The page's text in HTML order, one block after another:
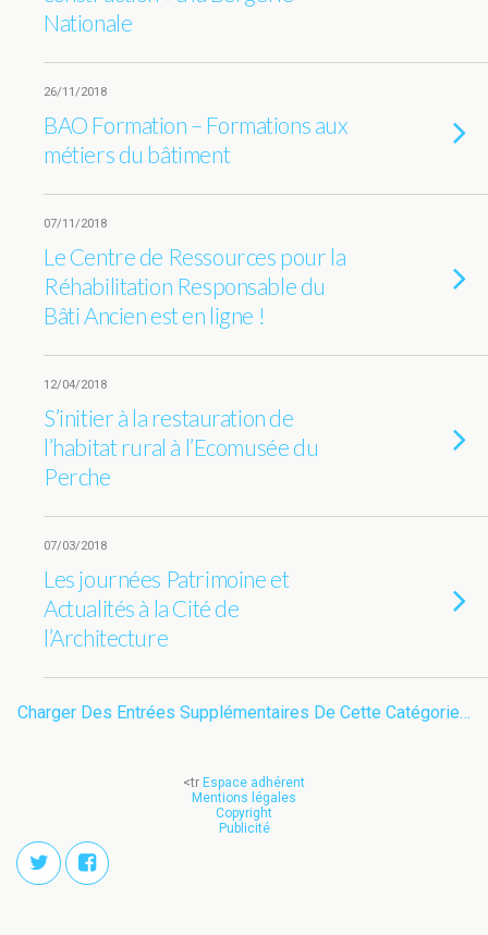
Nationale
26/11/2018
BAO Formation – Formations aux
métiers du bâtiment
07/11/2018
Le Centre de Ressources pour la
Réhabilitation Responsable du
Bâti Ancien est en ligne !
12/04/2018
S’initier à la restauration de
l’habitat rural à l’Ecomusée du
Perche
07/03/2018
Les journées Patrimoine et
Actualités à la Cité de
l’Architecture
Charger Des Entrées Supplémentaires De Cette Catégorie…
<tr Espace adhérent
Mentions légales
Copyright
Publicité